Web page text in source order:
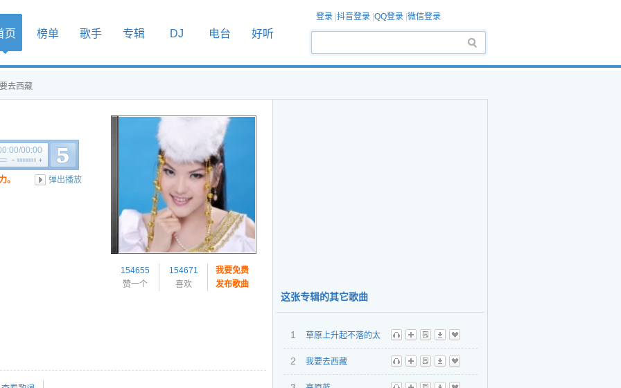
页 榜单 歌手 专辑 DJ 电台 好听
登录 抖音登录 QQ登录 微信登录
去西藏
/00:00
。 弹出播放
154655
赞一个
154671
喜欢
我要免费
发布歌曲
这张专辑的其它歌曲
1 草原上升起不落的太
阳
听 播 歌 下 收
2
我要去西藏
听
播 歌 下 收